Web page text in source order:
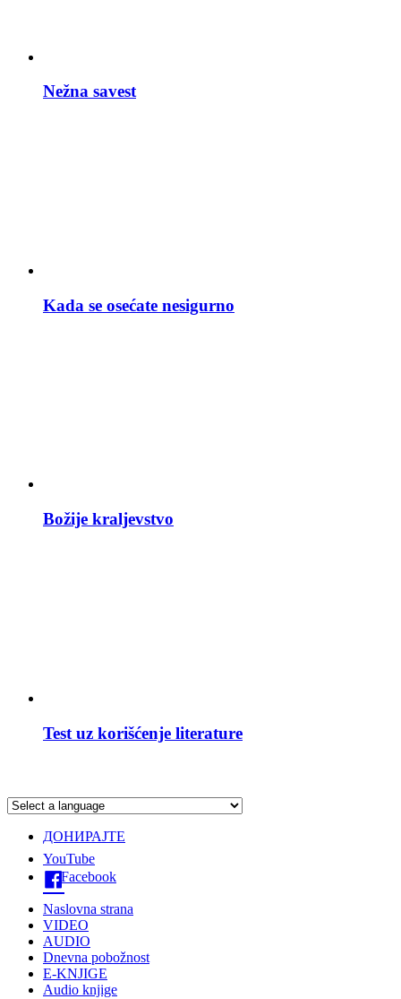
Nežna savest
Kada se osećate nesigurno
Božije kraljevstvo
Test uz korišćenje literature
ДОНИРАЈТЕ
YouTube
Facebook
Naslovna strana
VIDEO
AUDIO
Dnevna pobožnost
E-KNJIGE
Audio knjige